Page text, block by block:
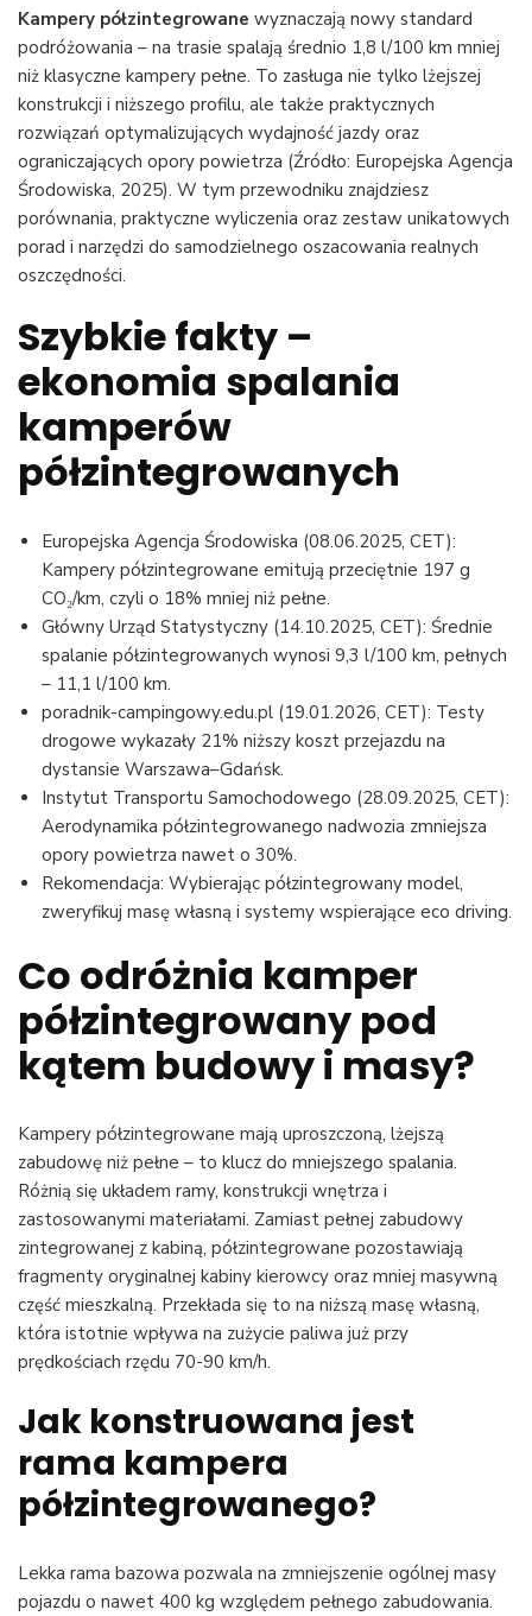
kampery
zużywają
mniej
fakty
liczby
Kampery półzintegrowane wyznaczają nowy standard
podróżowania – na trasie spalają średnio 1,8 l/100 km mniej
niż klasyczne kampery pełne. To zasługa nie tylko lżejszej
konstrukcji i niższego profilu, ale także praktycznych
rozwiązań optymalizujących wydajność jazdy oraz
ograniczających opory powietrza (Źródło: Europejska Agencja
Środowiska, 2025). W tym przewodniku znajdziesz
porównania, praktyczne wyliczenia oraz zestaw unikatowych
porad i narzędzi do samodzielnego oszacowania realnych
oszczędności.
Szybkie fakty –
ekonomia spalania
kamperów
półzintegrowanych
Europejska Agencja Środowiska (08.06.2025, CET):
Kampery półzintegrowane emitują przeciętnie 197 g
CO₂/km, czyli o 18% mniej niż pełne.
Główny Urząd Statystyczny (14.10.2025, CET): Średnie
spalanie półzintegrowanych wynosi 9,3 l/100 km, pełnych
– 11,1 l/100 km.
poradnik-campingowy.edu.pl (19.01.2026, CET): Testy
drogowe wykazały 21% niższy koszt przejazdu na
dystansie Warszawa–Gdańsk.
Instytut Transportu Samochodowego (28.09.2025, CET):
Aerodynamika półzintegrowanego nadwozia zmniejsza
opory powietrza nawet o 30%.
Rekomendacja: Wybierając półzintegrowany model,
zweryfikuj masę własną i systemy wspierające eco driving.
Co odróżnia kamper
półzintegrowany pod
kątem budowy i masy?
Kampery półzintegrowane mają uproszczoną, lżejszą
zabudowę niż pełne – to klucz do mniejszego spalania.
Różnią się układem ramy, konstrukcji wnętrza i
zastosowanymi materiałami. Zamiast pełnej zabudowy
zintegrowanej z kabiną, półzintegrowane pozostawiają
fragmenty oryginalnej kabiny kierowcy oraz mniej masywną
część mieszkalną. Przekłada się to na niższą masę własną,
która istotnie wpływa na zużycie paliwa już przy
prędkościach rzędu 70-90 km/h.
Jak konstruowana jest
rama kampera
półzintegrowanego?
Lekka rama bazowa pozwala na zmniejszenie ogólnej masy
pojazdu o nawet 400 kg względem pełnego zabudowania.